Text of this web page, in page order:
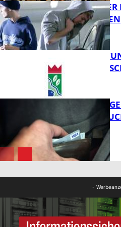
FB News
SUCHT ZEUGEN
FB Kultur
DER
PÄRCHEN
ZEUGEN
-